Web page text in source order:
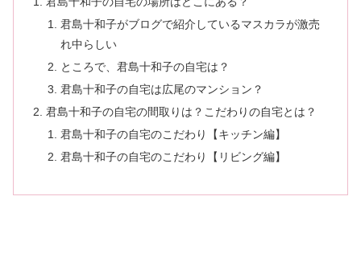
君島十和子がブログで紹介しているマスカラが激売
れ中らしい
ところで、君島十和子の自宅は？
君島十和子の自宅は広尾のマンション？
君島十和子の自宅の間取りは？こだわりの自宅とは？
君島十和子の自宅のこだわり【キッチン編】
君島十和子の自宅のこだわり【リビング編】